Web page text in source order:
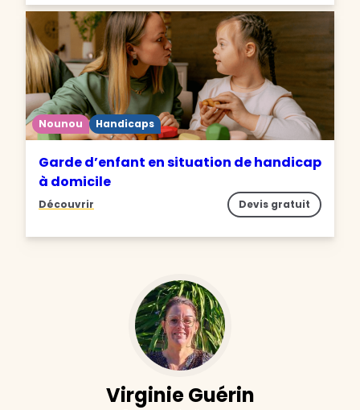
Nounou Handicaps
Garde d’enfant en situation de handicap
à domicile
Découvrir Devis gratuit
Virginie Guérin